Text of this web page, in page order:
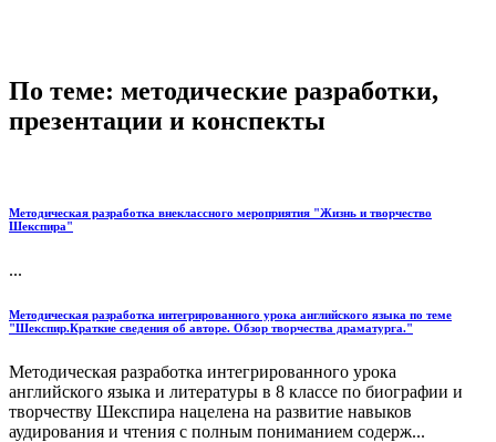
По теме: методические разработки,
презентации и конспекты
Методическая разработка внеклассного мероприятия "Жизнь и творчество
Шекспира"
...
Методическая разработка интегрированного урока английского языка по теме
"Шекспир.Краткие сведения об авторе. Обзор творчества драматурга."
Методическая разработка интегрированного урока
английского языка и литературы в 8 классе по биографии и
творчеству Шекспира нацелена на развитие навыков
аудирования и чтения с полным пониманием содерж...